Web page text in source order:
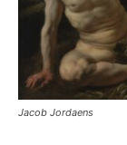
Jacob Jordaens